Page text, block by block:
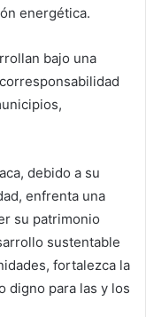
energética.
bajo una
debido a su
enfrenta una
su patrimonio
sustentable
fortalezca la
digno para las y los